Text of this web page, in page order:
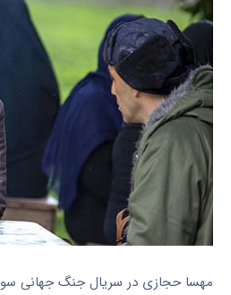
مهسا حجازی در سریال جنگ جهانی